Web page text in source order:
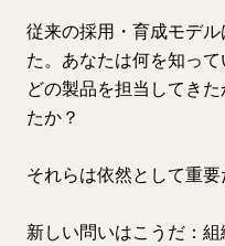
従来の採用・育成モデ
た。あなたは何を知っ
どの製品を担当してき
たか？
それらは依然として重要
新しい問いはこうだ：